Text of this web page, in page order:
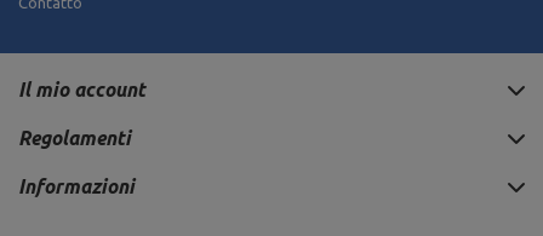
Il mio account
Regolamenti
Informazioni